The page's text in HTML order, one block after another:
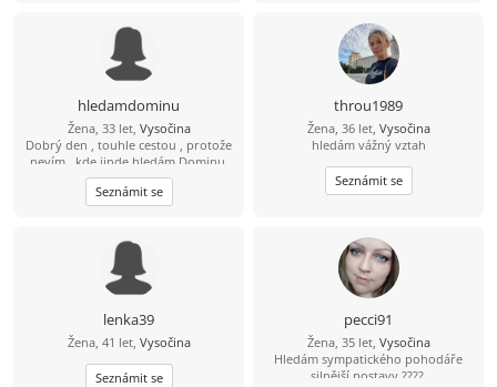
hledamdominu
Žena, 33 let, Vysočina
Dobrý den , touhle cestou , protože
nevím , kde jinde hledám Dominu.
Doufám, že vás ostatní tímto
nepohorším. Hledám Dominu -
maminku . Nevím , co víc napsat .
Muže nehledám a tak mi ani nepište.
Seznámit se
throu1989
Žena, 36 let, Vysočina
hledám vážný vztah
Seznámit se
lenka39
Žena, 41 let, Vysočina
Seznámit se
pecci91
Žena, 35 let, Vysočina
Hledám sympatického pohodáře
silnější postavy ????.